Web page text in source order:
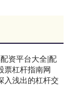
资平台大全|配
票杠杆指南网
入浅出的杠杆交